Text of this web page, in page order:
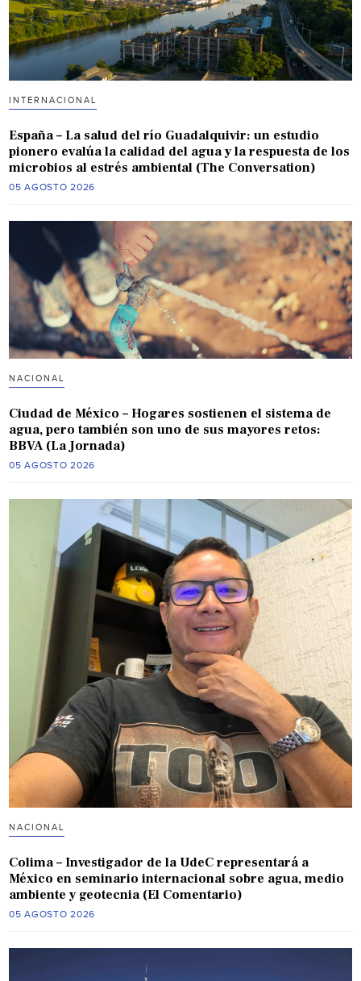
INTERNACIONAL
España – La salud del río Guadalquivir: un estudio
pionero evalúa la calidad del agua y la respuesta de los
microbios al estrés ambiental (The Conversation)
05 AGOSTO 2026
NACIONAL
Ciudad de México – Hogares sostienen el sistema de
agua, pero también son uno de sus mayores retos:
BBVA (La Jornada)
05 AGOSTO 2026
NACIONAL
Colima – Investigador de la UdeC representará a
México en seminario internacional sobre agua, medio
ambiente y geotecnia (El Comentario)
05 AGOSTO 2026